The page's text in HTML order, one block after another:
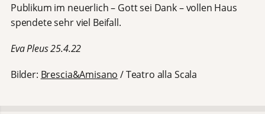
Publikum im neuerlich – Gott sei Dank – vollen Haus
spendete sehr viel Beifall.
Eva Pleus 25.4.22
Bilder: Brescia&Amisano / Teatro alla Scala